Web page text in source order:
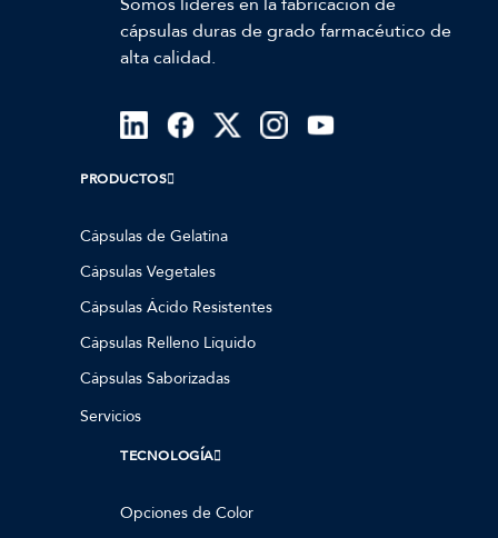
cápsulas duras de grado farmacéutico de
alta calidad.
PRODUCTOS
Cápsulas de Gelatina
Cápsulas Vegetales
Cápsulas Ácido Resistentes
Cápsulas Relleno Líquido
Cápsulas Saborizadas
Servicios
TECNOLOGÍA
Opciones de Color